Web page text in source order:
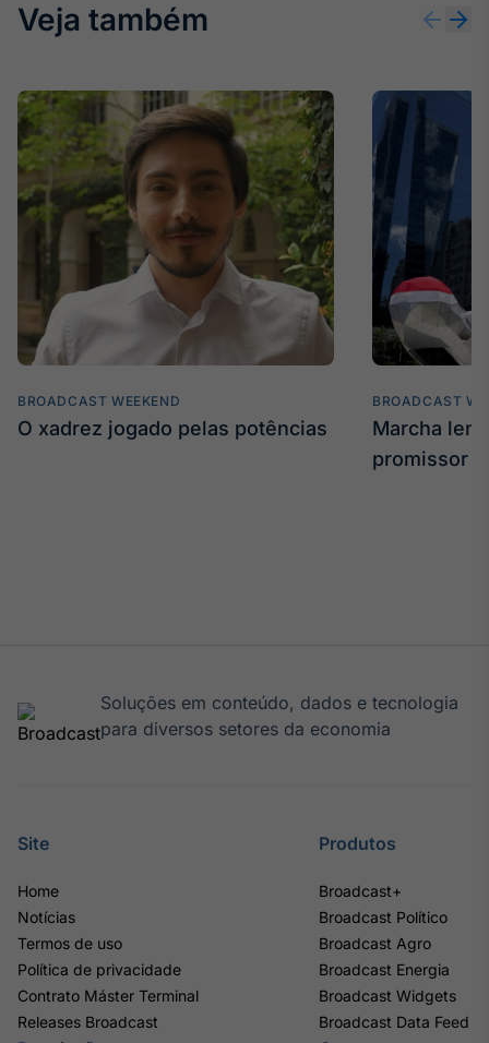
Curadoria
Curadoria de
conteúdos
noticiosos
Soluções de
Tecnologia
Broadcast
Radar
Monitoramento
inteligente de
notícias e
conteúdos
Broadcast
Gestão de
Investimentos
Veja também
BROADCAST WEEKEND
O xadrez jogado pelas potências
BROADCAST
Marcha
promissor
Soluções em conteúdo, dados e tecnologia
para diversos setores da economia
Site
Home
Notícias
Termos de uso
Política de privacidade
Contrato Máster Terminal
Releases Broadcast
Produtos
Broadcast+
Broadcast Político
Broadcast Agro
Broadcast Energia
Broadcast Widgets
Broadcast Data Feed